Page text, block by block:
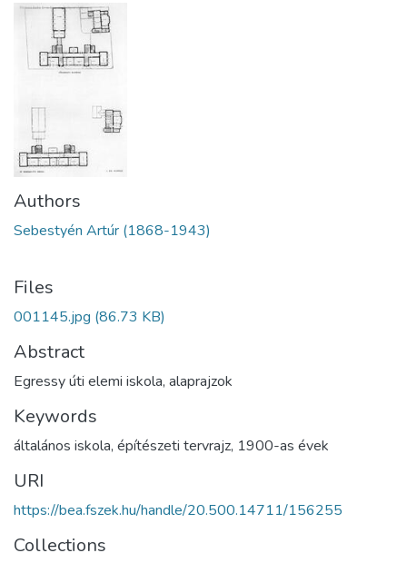
Authors
Sebestyén Artúr (1868-1943)
Files
001145.jpg (86.73 KB)
Abstract
Egressy úti elemi iskola, alaprajzok
Keywords
általános iskola, építészeti tervrajz, 1900-as évek
URI
https://bea.fszek.hu/handle/20.500.14711/156255
Collections